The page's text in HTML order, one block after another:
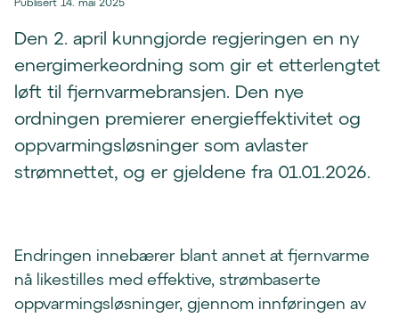
Den 2. april kunngjorde regjeringen en ny
energimerkeordning som gir et etterlengtet
løft til fjernvarmebransjen. Den nye
ordningen premierer energieffektivitet og
oppvarmingsløsninger som avlaster
strømnettet, og er gjeldene fra 01.01.2026.
Endringen innebærer blant annet at fjernvarme
nå likestilles med effektive, strøm­baserte
oppvarmingsløsninger, gjennom innføringen av